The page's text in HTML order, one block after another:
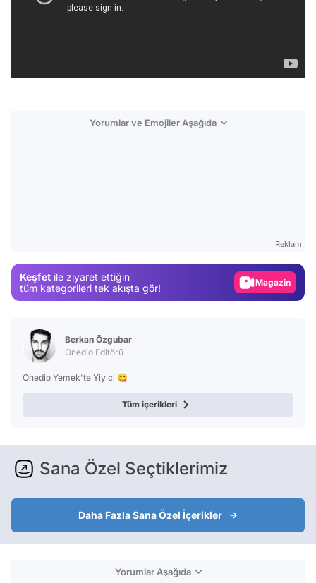
Yorumlar ve Emojiler Aşağıda
Reklam
Keşfet ile ziyaret ettiğin
tüm kategorileri tek akışta gör!
Magazin
Berkan Özgubar
Onedio Editörü
Onedio Yemek'te Yiyici 😋
Tüm içerikleri
Sana Özel Seçtiklerimiz
Daha Fazla Sana Özel İçerikler
Yorumlar Aşağıda